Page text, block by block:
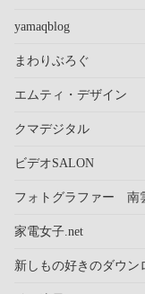
yamaqblog
まわりぶろぐ
エムティ・デザイン
クマデジタル
ビデオSALON
フォトグラファー 南
家電女子.net
新しもの好きのダウン